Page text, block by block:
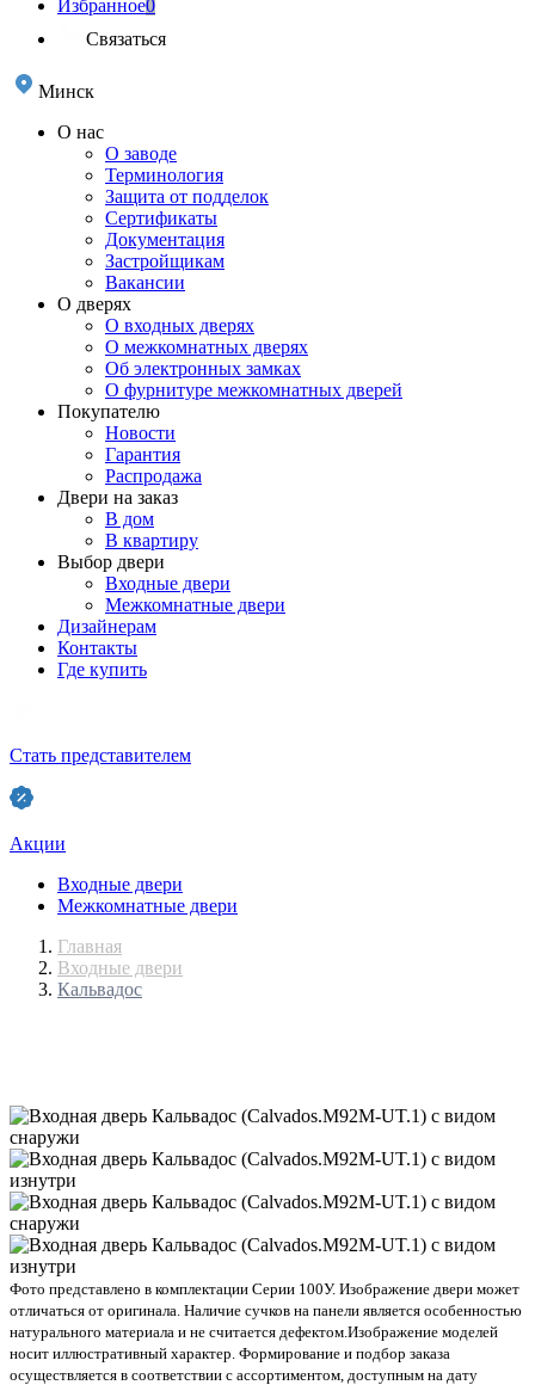
Избранное0
Связаться
Минск
О нас
О заводе
Терминология
Защита от подделок
Сертификаты
Документация
Застройщикам
Вакансии
О дверях
О входных дверях
О межкомнатных дверях
Об электронных замках
О фурнитуре межкомнатных дверей
Покупателю
Новости
Гарантия
Распродажа
Двери на заказ
В дом
В квартиру
Выбор двери
Входные двери
Межкомнатные двери
Дизайнерам
Контакты
Где купить
Стать представителем
Акции
Входные двери
Межкомнатные двери
Главная
Входные двери
Кальвадос
Фото представлено в комплектации Серии 100У. Изображение двери может
отличаться от оригинала. Наличие сучков на панели является особенностью
натурального материала и не считается дефектом.Изображение моделей
носит иллюстративный характер. Формирование и подбор заказа
осуществляется в соответствии с ассортиментом, доступным на дату